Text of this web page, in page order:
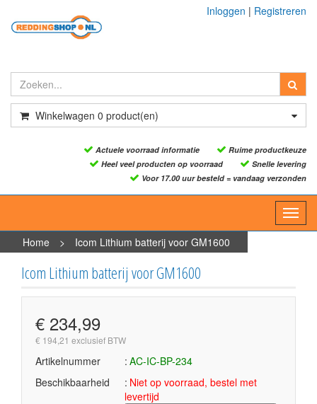
Inloggen | Registreren
Winkelwagen 0 product(en)
Actuele voorraad informatie
Ruime productkeuze
Heel veel producten op voorraad
Snelle levering
Voor 17.00 uur besteld = vandaag verzonden
Home
> Icom Lithium batterij voor GM1600
Icom Lithium batterij voor GM1600
€ 234,99
€ 194,21 exclusief BTW
Artikelnummer
AC-IC-BP-234
Beschikbaarheid
Niet op voorraad, bestel met
levertijd